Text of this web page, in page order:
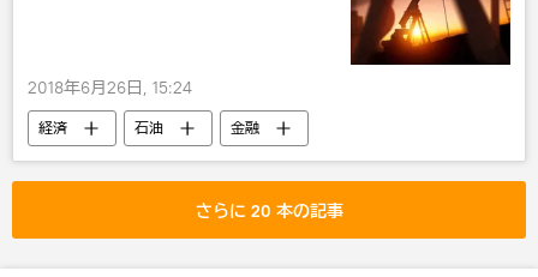
2018年6月26日, 15:24
経済 石油 金融
さらに 20 本の記事